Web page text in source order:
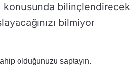
konusunda bilinçlendirecek
bilmiyor
olduğunuzu saptayın.